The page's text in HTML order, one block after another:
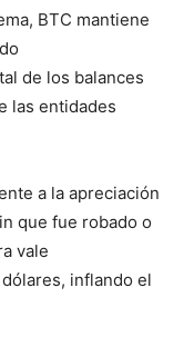
BTC mantiene
de los balances
las entidades
a la apreciación
que fue robado o
vale
inflando el